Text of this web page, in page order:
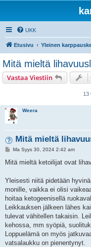
UKK
Etusivu Yleinen
Mitä mieltä
Vastaa Viestiin
13
Weera
Mitä mieltä
V
e
i
Ma Syys 30, 2024 2:42 am
Mitä mieltä ketoilijat ovat
Yleisesti niitä pidetään
monille, vaikka ei olisi
hoitaa ketogeenisellä
Leikkauksen jälkeen lähes
tulevat vähitellen takaisin.
kehossa, mm syöpiä,
Loppuelämä on myös
vatsalaukku on pienentynyt.